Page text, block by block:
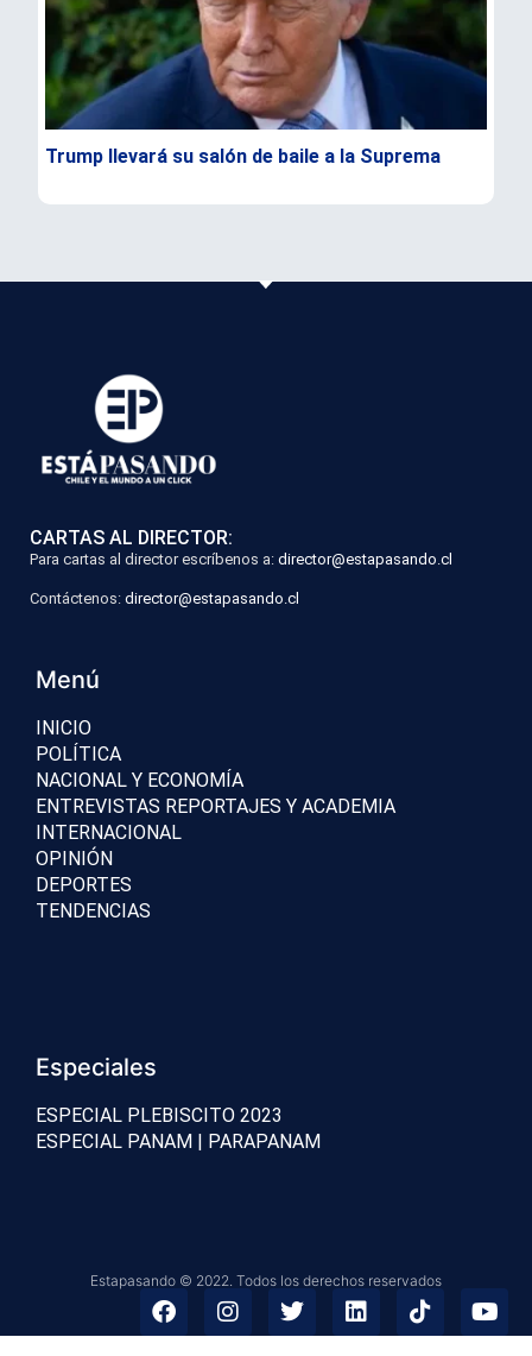
Trump llevará su salón de baile a la Suprema
CARTAS AL DIRECTOR:
Para cartas al director escríbenos a: director@estapasando.cl
Contáctenos: director@estapasando.cl
Menú
INICIO
POLÍTICA
NACIONAL Y ECONOMÍA
ENTREVISTAS REPORTAJES Y ACADEMIA
INTERNACIONAL
OPINIÓN
DEPORTES
TENDENCIAS
Especiales
ESPECIAL PLEBISCITO 2023
ESPECIAL PANAM | PARAPANAM
Estapasando © 2022. Todos los derechos reservados